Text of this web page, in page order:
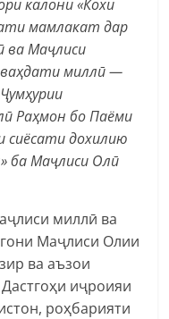
калони «Кохи
мамлакат дар
ва Маҷлиси
ваҳдати миллӣ —
Раҳмон бо Паёми
сиёсати дохилию
ба Маҷлиси Олӣ
миллӣ ва
Маҷлиси Олии
ва аъзои
иҷроияи
роҳбарияти